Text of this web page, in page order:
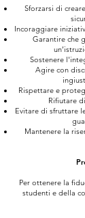
Sforzarsi di
Incoraggiare
Garantire che
Sostenere
Agire con
Rispettare e
Rifiutare
Evitare di sfruttare
Mantenere la
Per ottenere la
studenti e della